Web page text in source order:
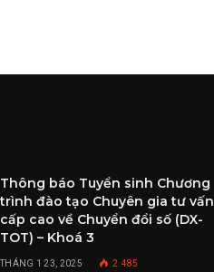
Thông báo Tuyển sinh Chương
trình đào tạo Chuyên gia tư vấn
cấp cao về Chuyển đổi số (DX-
TOT) – Khoá 3
THÁNG 1 23, 2025 2.485